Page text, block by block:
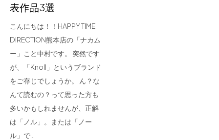
フラッグシップストア
熊本店
Arv
表作品3選
こんにちは！！HAPPY TIME
DIRECTION熊本店の「ナカム
ー」こと中村です。 突然です
が、「Knoll」というブランド
をご存じでしょうか。 ん？な
んて読むの？って思った方も
多いかもしれませんが、正解
は「ノル」。または「ノー
ル」で…